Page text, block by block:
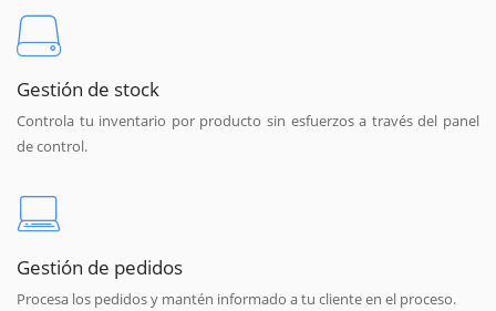
Gestión de stock
Controla tu inventario por producto sin esfuerzos a través del panel
de control.
Gestión de pedidos
Procesa los pedidos y mantén informado a tu cliente en el proceso.